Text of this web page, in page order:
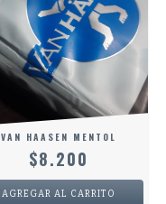
VAN HAASEN MENTOL
$8.200